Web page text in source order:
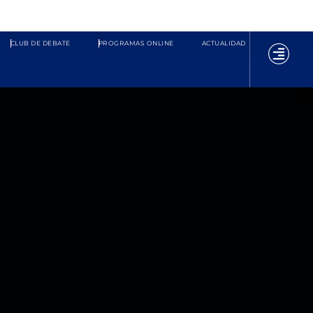
CLUB DE DEBATE PROGRAMAS ONLINE ACTUALIDAD